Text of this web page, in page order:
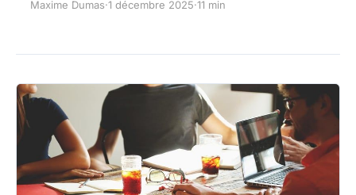
Maxime Dumas·1 décembre 2025·11 min